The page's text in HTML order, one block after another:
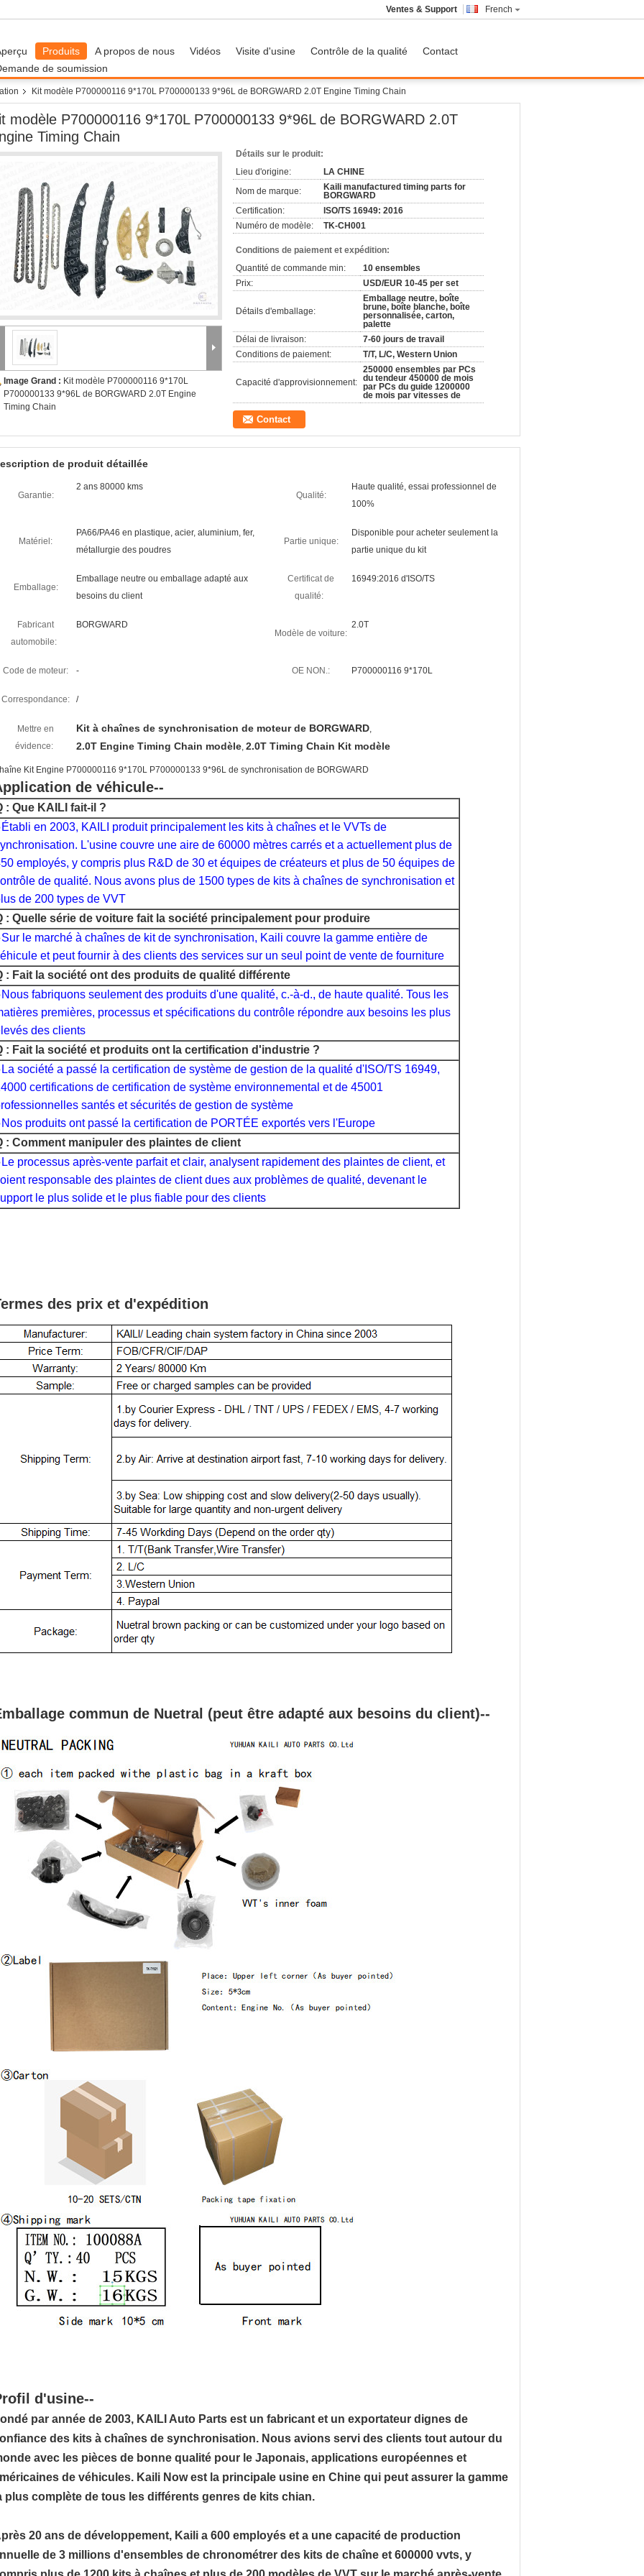
French
Ventes & Support
Produits A propos de nous Vidéos Visite d'usine Contrôle de la qualité
Contact
de soumission
Kit modèle P700000116 9*170L P700000133 9*96L de BORGWARD 2.0T Engine Timing Chain
modèle P700000116 9*170L P700000133 9*96L de BORGWARD 2.0T
Timing Chain
Image Grand : Kit modèle P700000116 9*170L
P700000133 9*96L de BORGWARD 2.0T Engine
Timing Chain
Détails sur le produit:
Lieu d'origine:
LA CHINE
Nom de marque:
Kaili manufactured timing parts for
BORGWARD
Certification:
ISO/TS 16949: 2016
Numéro de modèle:
TK-CH001
Conditions de paiement et expédition:
Quantité de commande min:
10 ensembles
Prix:
USD/EUR 10-45 per set
Détails d'emballage:
Emballage neutre, boîte
brune, boîte blanche, boîte
personnalisée, carton,
palette
Délai de livraison:
7-60 jours de travail
Conditions de paiement:
T/T, L/C, Western Union
Capacité d'approvisionnement:
250000 ensembles par PCs
du tendeur 450000 de mois
par PCs du guide 1200000
de mois par vitesses de
Contact
de produit détaillée
Garantie:
2 ans 80000 kms
Qualité:
Haute qualité, essai professionnel de
100%
Matériel:
PA66/PA46 en plastique, acier, aluminium, fer,
métallurgie des poudres
Partie unique:
Disponible pour acheter seulement la
partie unique du kit
Emballage:
Emballage neutre ou emballage adapté aux
besoins du client
Certificat de
qualité:
16949:2016 d'ISO/TS
Fabricant
automobile:
BORGWARD
Modèle de voiture:
2.0T
Code de moteur: - OE NON.: P700000116 9*170L
Correspondance: /
Mettre en
évidence:
Kit à chaînes de synchronisation de moteur de BORGWARD,
2.0T Engine Timing Chain modèle, 2.0T Timing Chain Kit modèle
Kit Engine P700000116 9*170L P700000133 9*96L de synchronisation de BORGWARD
de véhicule--
: Que KAILI fait-il ?
Établi en 2003, KAILI produit principalement les kits à chaînes et le VVTs de
L'usine couvre une aire de 60000 mètres carrés et a actuellement plus de
employés, y compris plus R&D de 30 et équipes de créateurs et plus de 50 équipes de
de qualité. Nous avons plus de 1500 types de kits à chaînes de synchronisation et
de 200 types de VVT
: Quelle série de voiture fait la société principalement pour produire
Sur le marché à chaînes de kit de synchronisation, Kaili couvre la gamme entière de
et peut fournir à des clients des services sur un seul point de vente de fourniture
: Fait la société ont des produits de qualité différente
Nous fabriquons seulement des produits d'une qualité, c.-à-d., de haute qualité. Tous les
premières, processus et spécifications du contrôle répondre aux besoins les plus
des clients
: Fait la société et produits ont la certification d'industrie ?
La société a passé la certification de système de gestion de la qualité d'ISO/TS 16949,
certifications de certification de système environnemental et de 45001
santés et sécurités de gestion de système
produits ont passé la certification de PORTÉE exportés vers l'Europe
: Comment manipuler des plaintes de client
Le processus après-vente parfait et clair, analysent rapidement des plaintes de client, et
responsable des plaintes de client dues aux problèmes de qualité, devenant le
le plus solide et le plus fiable pour des clients
des prix et d'expédition
commun de Nuetral (peut être adapté aux besoins du client)--
d'usine--
par année de 2003, KAILI Auto Parts est un fabricant et un exportateur dignes de
des kits à chaînes de synchronisation. Nous avions servi des clients tout autour du
avec les pièces de bonne qualité pour le Japonais, applications européennes et
de véhicules. Kaili Now est la principale usine en Chine qui peut assurer la gamme
plus complète de tous les différents genres de kits chian.
20 ans de développement, Kaili a 600 employés et a une capacité de production
de 3 millions d'ensembles de chronométrer des kits de chaîne et 600000 vvts, y